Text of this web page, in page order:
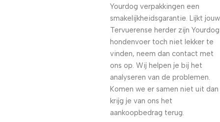
Yourdog verpakkingen een
smakelijkheidsgarantie. Lijkt jouw
Tervuerense herder zijn Yourdog
hondenvoer toch niet lekker te
vinden, neem dan contact met
ons op. Wij helpen je bij het
analyseren van de problemen.
Komen we er samen niet uit dan
krijg je van ons het
aankoopbedrag terug.